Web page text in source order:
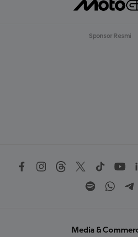
Sponsor Resmi
Media &